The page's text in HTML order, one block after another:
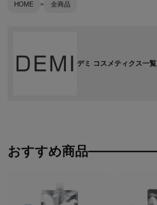
HOME 全商品
デミ コスメティクス一覧
おすすめ商品